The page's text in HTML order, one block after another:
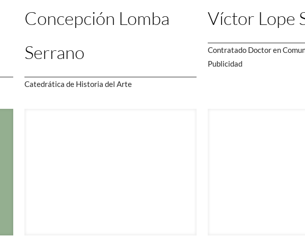
Concepción Lomba
Serrano
Catedrática de Historia del Arte
Víctor Lope
Contratado Doctor en
Publicidad